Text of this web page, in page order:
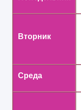
Вторник
Среда